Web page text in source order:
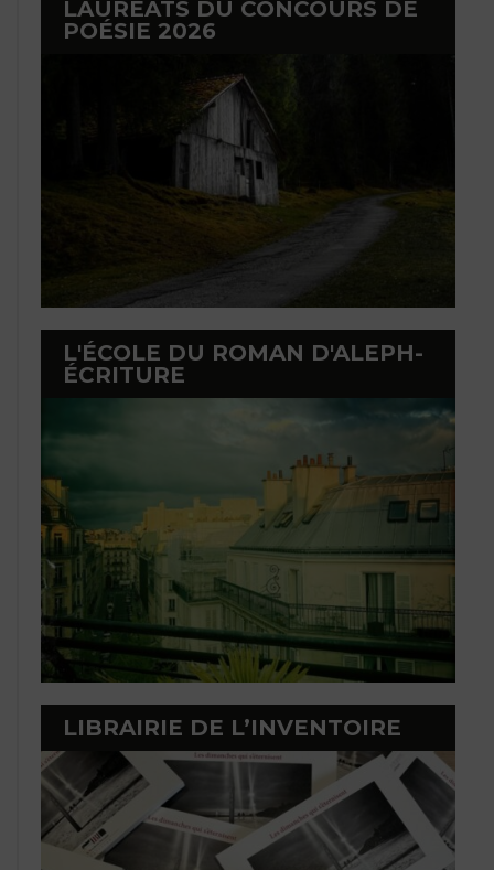
LAURÉATS DU CONCOURS DE
POÉSIE 2026
L'ÉCOLE DU ROMAN D'ALEPH-
ÉCRITURE
LIBRAIRIE DE L’INVENTOIRE